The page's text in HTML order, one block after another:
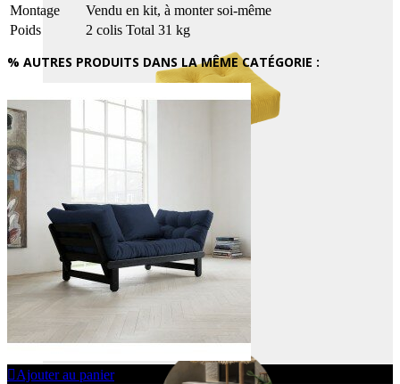
OUTDOOR
Montage
Vendu en kit, à monter soi-même
Poids
2 colis Total 31 kg
% AUTRES PRODUITS DANS LA MÊME CATÉGORIE :
Ajouter au panier